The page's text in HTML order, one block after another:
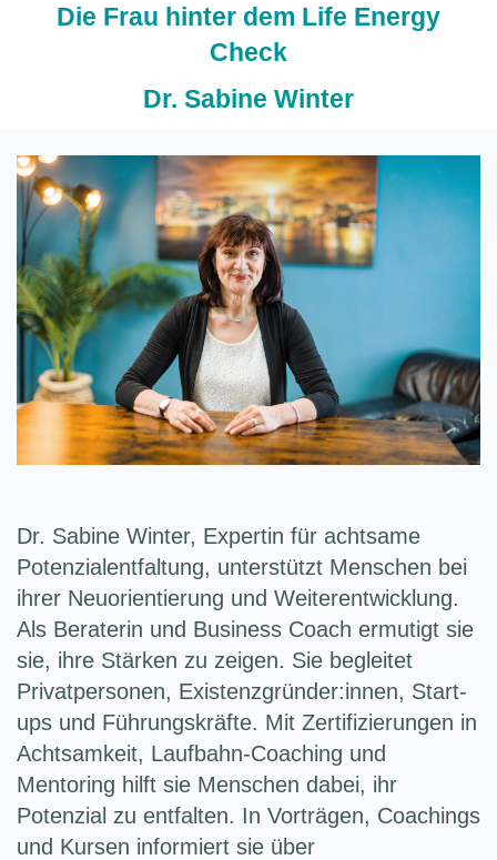
Die Frau hinter dem Life Energy
Check
Dr. Sabine Winter
Dr. Sabine Winter, Expertin für achtsame
Potenzialentfaltung, unterstützt Menschen bei
ihrer Neuorientierung und Weiterentwicklung.
Als Beraterin und Business Coach ermutigt sie
sie, ihre Stärken zu zeigen. Sie begleitet
Privatpersonen, Existenzgründer:innen, Start-
ups und Führungskräfte. Mit Zertifizierungen in
Achtsamkeit, Laufbahn-Coaching und
Mentoring hilft sie Menschen dabei, ihr
Potenzial zu entfalten. In Vorträgen, Coachings
und Kursen informiert sie über